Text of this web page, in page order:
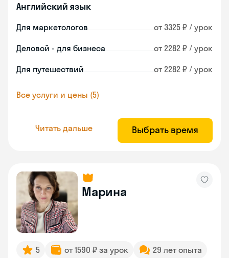
Английский язык
Для маркетологов от 3325 ₽ / урок
Деловой - для бизнеса от 2282 ₽ / урок
Для путешествий от 2282 ₽ / урок
Все услуги и цены (5)
Читать дальше Выбрать время
Марина
5 от 1590 ₽ за урок
29 лет опыта